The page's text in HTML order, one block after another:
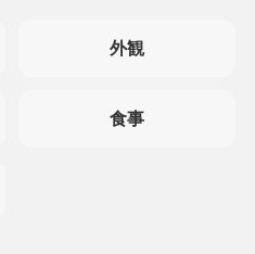
外観
食事